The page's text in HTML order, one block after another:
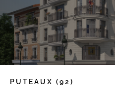
PUTEAUX (92)